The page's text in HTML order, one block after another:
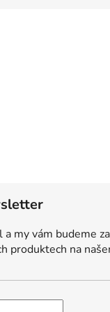
my vám budeme
produktech na